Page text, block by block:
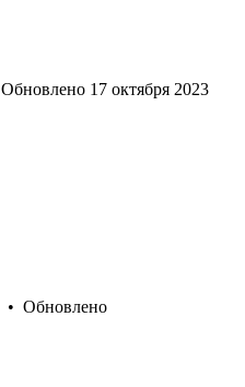
Обновлено 17 октября 2023
• Обновлено